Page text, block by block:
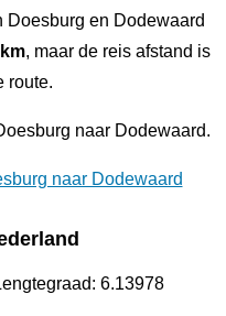
Doesburg en Dodewaard
, maar de reis afstand is
route.
naar Dodewaard.
naar Dodewaard
6.13978